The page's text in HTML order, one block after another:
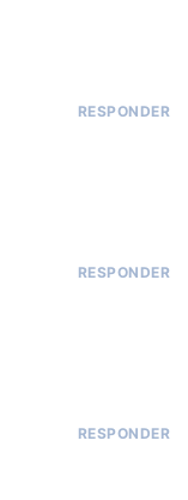
RESPONDER
RESPONDER
RESPONDER